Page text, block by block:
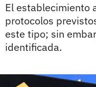
El establecimiento
protocolos
este tipo; sin
identificada.